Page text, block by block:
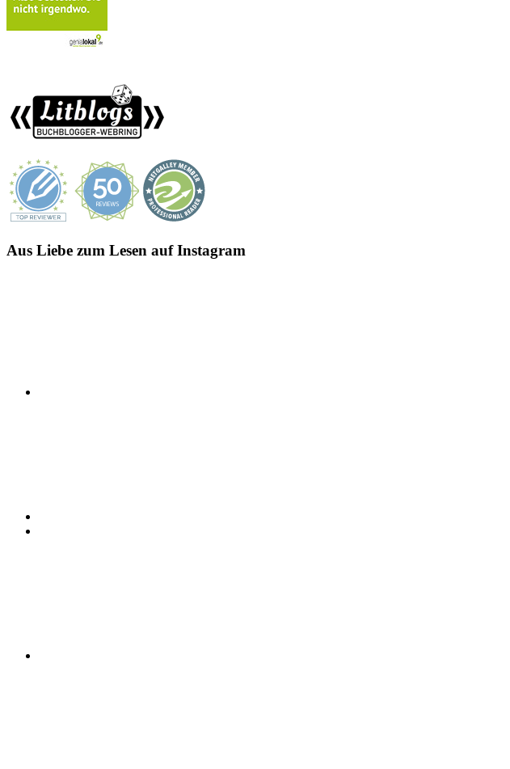
Aus Liebe zum Lesen auf Instagram